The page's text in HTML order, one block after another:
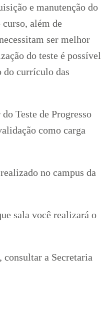
e manutenção do
além de
ser melhor
do teste é possível
do currículo das
Teste de Progresso
como carga
no campus da
sala você realizará o
consultar a Secretaria